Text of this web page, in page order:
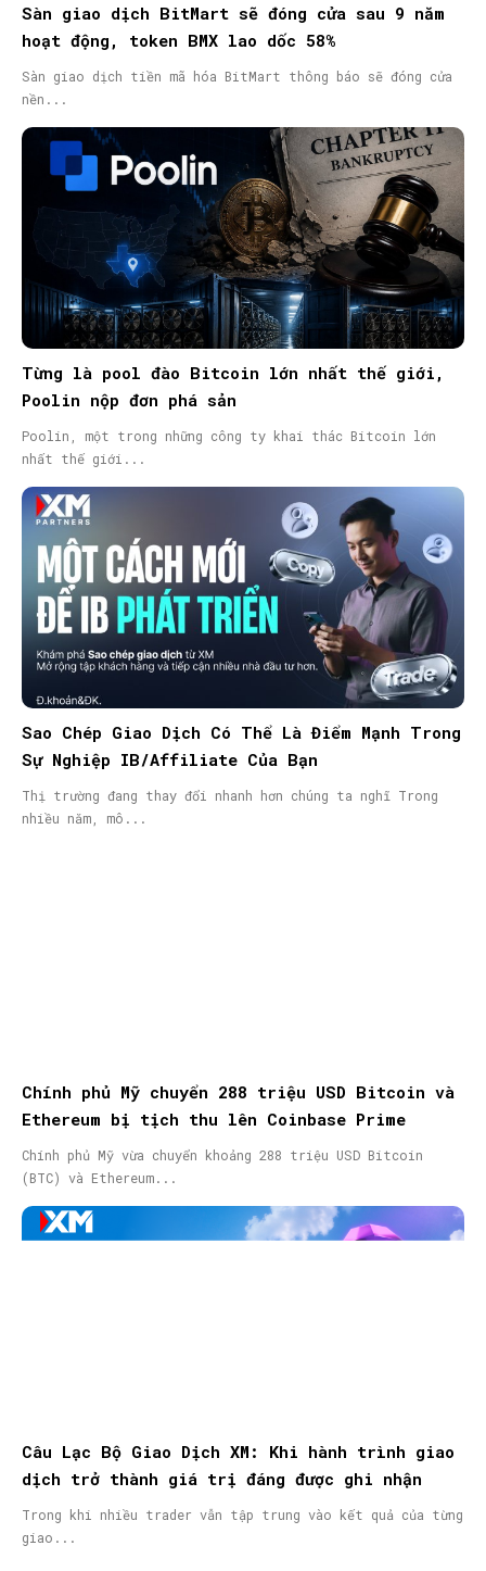
Sàn giao dịch BitMart sẽ đóng cửa sau 9 năm
hoạt động, token BMX lao dốc 58%
Sàn giao dịch tiền mã hóa BitMart thông báo sẽ đóng cửa
nền...
Từng là pool đào Bitcoin lớn nhất thế giới,
Poolin nộp đơn phá sản
Poolin, một trong những công ty khai thác Bitcoin lớn
nhất thế giới...
Sao Chép Giao Dịch Có Thể Là Điểm Mạnh Trong
Sự Nghiệp IB/Affiliate Của Bạn
Thị trường đang thay đổi nhanh hơn chúng ta nghĩ Trong
nhiều năm, mô...
Chính phủ Mỹ chuyển 288 triệu USD Bitcoin và
Ethereum bị tịch thu lên Coinbase Prime
Chính phủ Mỹ vừa chuyển khoảng 288 triệu USD Bitcoin
(BTC) và Ethereum...
Câu Lạc Bộ Giao Dịch XM: Khi hành trình giao
dịch trở thành giá trị đáng được ghi nhận
Trong khi nhiều trader vẫn tập trung vào kết quả của từng
giao...